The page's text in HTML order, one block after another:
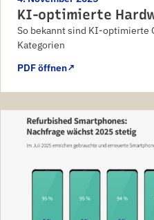
KI-optimierte
So bekannt sind KI-optimierte
Kategorien
PDF öffnen↗